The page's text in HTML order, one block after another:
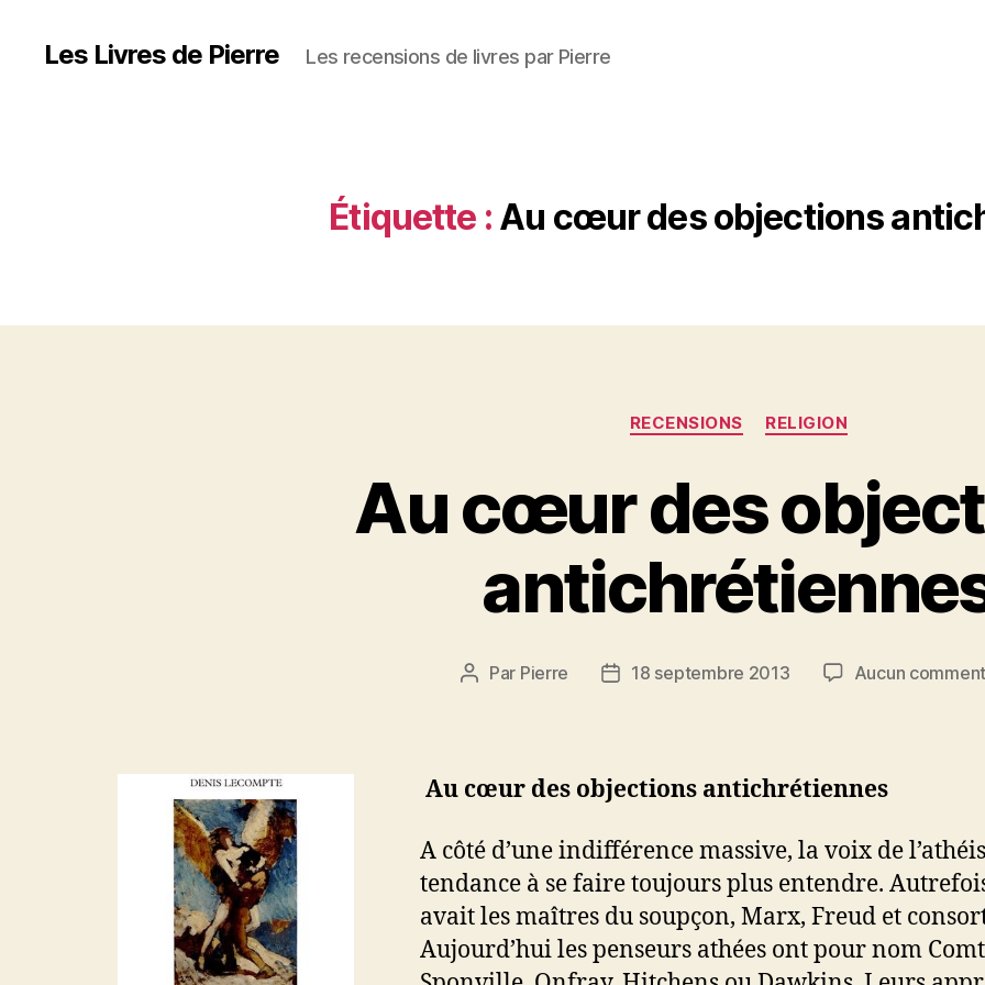
Les Livres de Pierre Les recensions de livres par Pierre
Étiquette : Au cœur des objections
Catégories
RECENSIONS RELIGION
Au cœur des
Auteur
Par Pierre
Date18 septembre 2013 Aucun
Au cœur des objections antichrétiennes
A côté d’une indifférence massive, la voix de
tendance à se faire toujours plus entendre.
avait les maîtres du soupçon, Marx, Freud et
Aujourd’hui les penseurs athées ont pour nom